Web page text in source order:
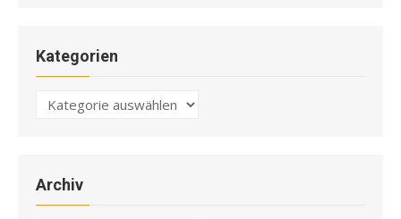
Kategorien
Kategorien
Archiv